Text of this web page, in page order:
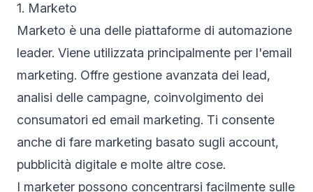
1. Marketo
Marketo è una delle piattaforme di automazione
leader. Viene utilizzata principalmente per l'email
marketing. Offre gestione avanzata dei lead,
analisi delle campagne, coinvolgimento dei
consumatori ed email marketing. Ti consente
anche di fare marketing basato sugli account,
pubblicità digitale e molte altre cose.
I marketer possono concentrarsi facilmente sulle